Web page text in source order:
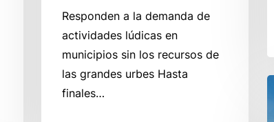
Responden a la demanda de
actividades lúdicas en
municipios sin los recursos de
las grandes urbes Hasta
finales…